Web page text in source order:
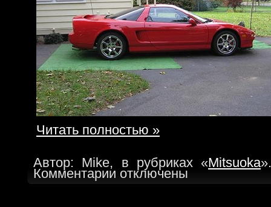
Читать полностью »
Автор: Mike, в рубриках «Mitsuoka
Комментарии отключены